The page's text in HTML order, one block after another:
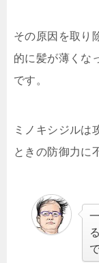
その原因を取り
的に髪が薄くな
です。
ミノキシジルは
ときの防御力に